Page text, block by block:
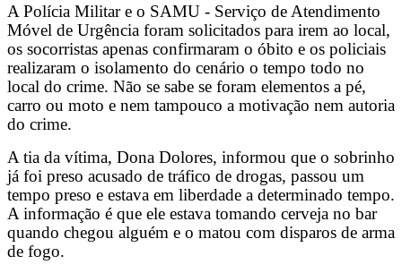
A Polícia Militar e o SAMU - Serviço de Atendimento
Móvel de Urgência foram solicitados para irem ao local,
os socorristas apenas confirmaram o óbito e os policiais
realizaram o isolamento do cenário o tempo todo no
local do crime. Não se sabe se foram elementos a pé,
carro ou moto e nem tampouco a motivação nem autoria
do crime.
A tia da vítima, Dona Dolores, informou que o sobrinho
já foi preso acusado de tráfico de drogas, passou um
tempo preso e estava em liberdade a determinado tempo.
A informação é que ele estava tomando cerveja no bar
quando chegou alguém e o matou com disparos de arma
de fogo.